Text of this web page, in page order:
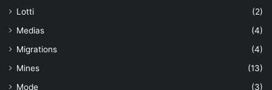
Lotti
(2)
Medias
(4)
Migrations
(4)
Mines
(13)
Mode
(3)